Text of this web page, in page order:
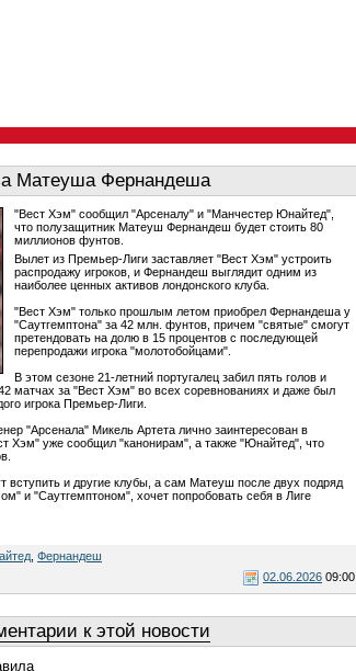
Матеуша Фернандеша
"Вест Хэм" сообщил "Арсеналу" и "Манчестер Юнайтед",
что полузащитник Матеуш Фернандеш будет стоить 80
миллионов фунтов.
Вылет из Премьер-Лиги заставляет "Вест Хэм" устроить
распродажу игроков, и Фернандеш выглядит одним из
наиболее ценных активов лондонского клуба.
"Вест Хэм" только прошлым летом приобрел Фернандеша у
"Саутгемптона" за 42 млн. фунтов, причем "святые" смогут
претендовать на долю в 15 процентов с последующей
перепродажи игрока "молотобойцами".
В этом сезоне 21-летний португалец забил пять голов и
матчах за "Вест Хэм" во всех соревнованиях и даже был
игрока Премьер-Лиги.
"Арсенала" Микель Артета лично заинтересован в
Хэм" уже сообщил "канонирам", а также "Юнайтед", что
и другие клубы, а сам Матеуш после двух подряд
и "Саутгемптоном", хочет попробовать себя в Лиге
Фернандеш
02.06.2026 09:00
к этой новости